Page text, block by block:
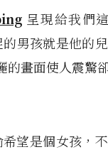
呈現給我們
男孩就是他的
畫面使人震驚
希望是個女孩，